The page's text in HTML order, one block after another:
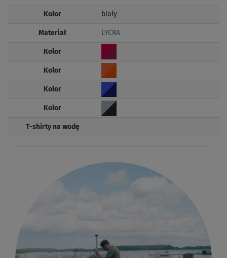
Kolor biały
Materiał LYCRA
Kolor
Kolor
Kolor
Kolor
T-shirty na wodę